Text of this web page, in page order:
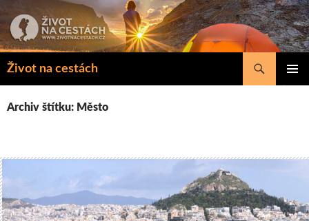
k
obsahu
Život na cestách
Hledat
Archiv štítku: Město